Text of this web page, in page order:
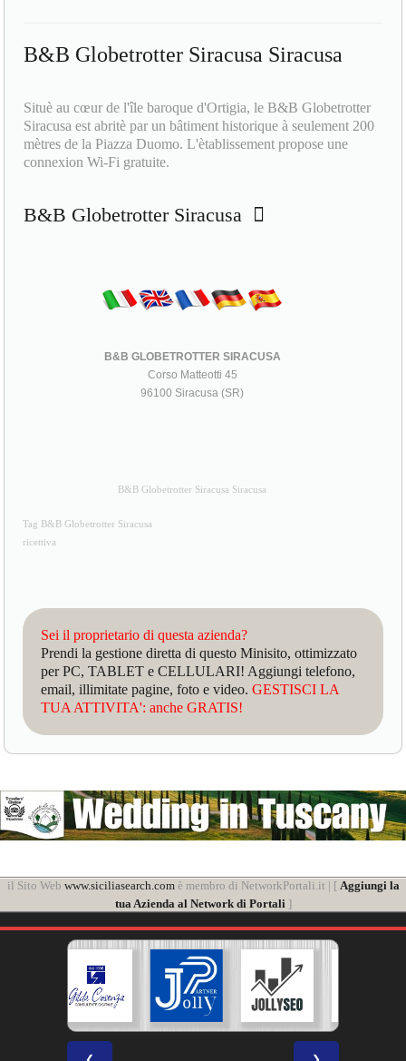
B&B Globetrotter Siracusa Siracusa
Situè au cœur de l'île baroque d'Ortigia, le B&B Globetrotter
Siracusa est abritè par un bâtiment historique à seulement 200
mètres de la Piazza Duomo. L'ètablissement propose une
connexion Wi-Fi gratuite.
B&B Globetrotter Siracusa
B&B GLOBETROTTER SIRACUSA
Corso Matteotti 45
96100 Siracusa (SR)
B&B Globetrotter Siracusa Siracusa
Tag B&B Globetrotter Siracusa
ricettiva
Sei il proprietario di questa azienda?
Prendi la gestione diretta di questo Minisito, ottimizzato
per PC, TABLET e CELLULARI! Aggiungi telefono,
email, illimitate pagine, foto e video.GESTISCI LA
TUA ATTIVITA': anche GRATIS!
il Sito Web www.siciliasearch.comè membro di NetworkPortali.it | [ Aggiungi la
tua Azienda al Network di Portali]